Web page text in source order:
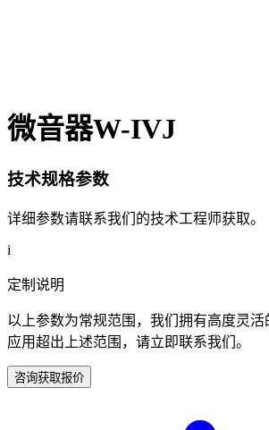
微音器W-IVJ
技术规格参数
详细参数请联系我们的技术工程师获取。
i
定制说明
以上参数为常规范围，我们拥有高度灵
应用超出上述范围，请立即联系我们。
咨询获取报价